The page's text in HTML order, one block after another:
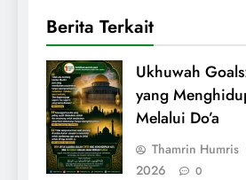
Berita Terkait
Ukhuwah
yang
Melalui Do’a
Thamrin Humris
2026
0